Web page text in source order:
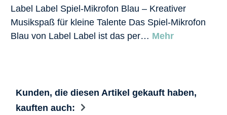
Label Label Spiel-Mikrofon Blau – Kreativer
Musikspaß für kleine Talente Das Spiel-Mikrofon
Blau von Label Label ist das per… Mehr
Kunden, die diesen Artikel gekauft haben,
kauften auch: